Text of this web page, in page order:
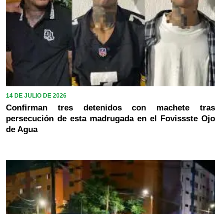
14 DE JULIO DE 2026
Confirman tres detenidos con machete tras
persecución de esta madrugada en el Fovissste Ojo
de Agua